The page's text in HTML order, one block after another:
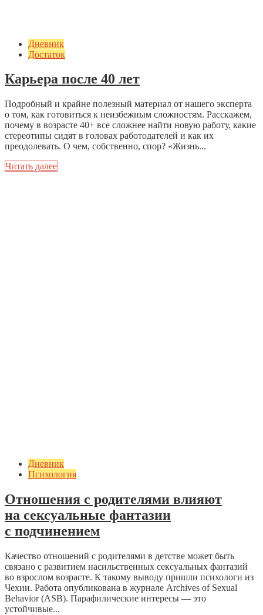
Дневник
Достаток
Карьера после 40 лет
Подробный и крайне полезный материал от нашего эксперта
о том, как готовиться к неизбежным сложностям. Расскажем,
почему в возрасте 40+ все сложнее найти новую работу, какие
стереотипы сидят в головах работодателей и как их
преодолевать. О чем, собственно, спор? «Жизнь...
Читать далее
Дневник
Психология
Отношения с родителями влияют
на сексуальные фантазии
с подчинением
Качество отношений с родителями в детстве может быть
связано с развитием насильственных сексуальных фантазий
во взрослом возрасте. К такому выводу пришли психологи из
Чехии. Работа опубликована в журнале Archives of Sexual
Behavior (ASB). Парафилические интересы — это
устойчивые...